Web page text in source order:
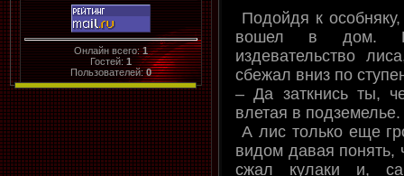
Онлайн всего:1
Гостей:1
Пользователей:0
Подойдя к
вошел в дом.
издевательство
сбежал вниз по
– Да заткнись ты,
влетая в подземелье.
А лис только еще
видом давая понять,
сжал кулаки и,